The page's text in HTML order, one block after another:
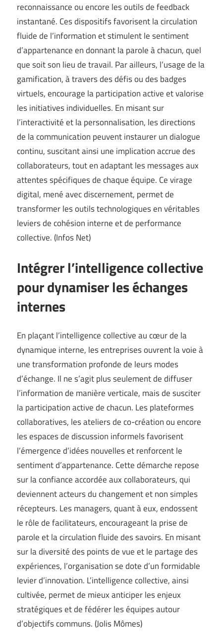
reconnaissance ou encore les outils de feedback
instantané. Ces dispositifs favorisent la circulation
fluide de l’information et stimulent le sentiment
d’appartenance en donnant la parole à chacun, quel
que soit son lieu de travail. Par ailleurs, l’usage de la
gamification, à travers des défis ou des badges
virtuels, encourage la participation active et valorise
les initiatives individuelles. En misant sur
l’interactivité et la personnalisation, les directions
de la communication peuvent instaurer un dialogue
continu, suscitant ainsi une implication accrue des
collaborateurs, tout en adaptant les messages aux
attentes spécifiques de chaque équipe. Ce virage
digital, mené avec discernement, permet de
transformer les outils technologiques en véritables
leviers de cohésion interne et de performance
collective. (Infos Net)
Intégrer l’intelligence collective
pour dynamiser les échanges
internes
En plaçant l’intelligence collective au cœur de la
dynamique interne, les entreprises ouvrent la voie à
une transformation profonde de leurs modes
d’échange. Il ne s’agit plus seulement de diffuser
l’information de manière verticale, mais de susciter
la participation active de chacun. Les plateformes
collaboratives, les ateliers de co-création ou encore
les espaces de discussion informels favorisent
l’émergence d’idées nouvelles et renforcent le
sentiment d’appartenance. Cette démarche repose
sur la confiance accordée aux collaborateurs, qui
deviennent acteurs du changement et non simples
récepteurs. Les managers, quant à eux, endossent
le rôle de facilitateurs, encourageant la prise de
parole et la circulation fluide des savoirs. En misant
sur la diversité des points de vue et le partage des
expériences, l’organisation se dote d’un formidable
levier d’innovation. L’intelligence collective, ainsi
cultivée, permet de mieux anticiper les enjeux
stratégiques et de fédérer les équipes autour
d’objectifs communs. (Jolis Mômes)